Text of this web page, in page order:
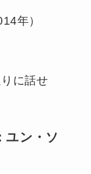
年）
に話せ
ユン・ソ